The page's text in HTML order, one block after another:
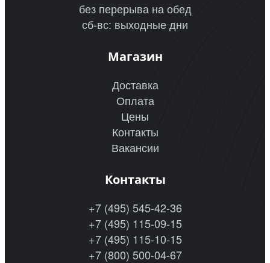
без перерыва на обед
сб-вс: выходные дни
Магазин
Доставка
Оплата
Цены
Контакты
Вакансии
Контакты
+7 (495) 545-42-36
+7 (495) 115-09-15
+7 (495) 115-10-15
+7 (800) 500-04-67